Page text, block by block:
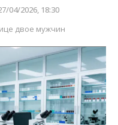
04/2026, 18:30
двое мужчин